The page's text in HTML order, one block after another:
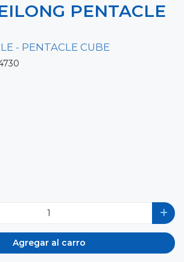
PENTACLE
- PENTACLE CUBE
Agregar al carro